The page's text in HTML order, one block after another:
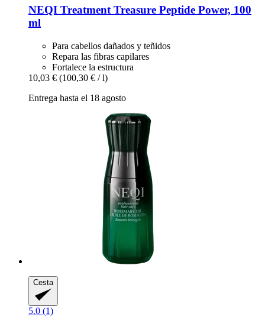
NEQI Treatment Treasure Peptide Power, 100
ml
Para cabellos dañados y teñidos
Repara las fibras capilares
Fortalece la estructura
10,03 € (100,30 € / l)
Entrega hasta el 18 agosto
Cesta
5.0 (1)